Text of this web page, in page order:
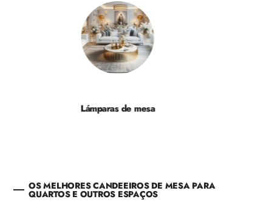
Lámparas de mesa
OS MELHORES CANDEEIROS DE MESA PARA
QUARTOS E OUTROS ESPAÇOS